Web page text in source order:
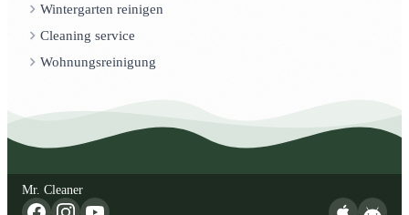
Wintergarten reinigen
Cleaning service
Wohnungsreinigung
Mr. Cleaner